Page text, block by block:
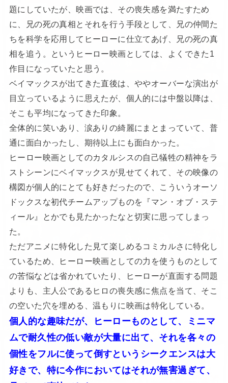
題にしていたが、映画では、その喪失感を満たすため
に、兄の死の真相とそれを行う手段として、兄の仲間た
ちを科学を応用してヒーローに仕立てあげ、兄の死の真
相を追う。というヒーロー映画としては、よくできた1
作目になっていたと思う。
ベイマックスが出てきた直後は、ややオーバーな演出が
目立っているように思えたが、個人的には中盤以降は、
そこも平均になってきた印象。
全体的に笑いあり、涙ありの綺麗にまとまっていて、普
通に面白かったし、期待以上にも面白かった。
ヒーロー映画としてのカタルシスの自己犠牲の精神をラ
ストシーンにベイマックスが見せてくれて、その映像の
構図が個人的にとても好きだったので、こういうオーソ
ドックスな初代チームアップものを『マン・オブ・ステ
ィール』とかでも見たかったなと切実に思ってしまっ
た。
ただアニメに特化した見て楽しめるコミカルさに特化し
ているため、ヒーロー映画としての力を使うものとして
の苦悩などは省かれていたり、ヒーローが直面する問題
よりも、主人公であるヒロの喪失感に焦点を当て、そこ
の空いた穴を埋める、温もりに映画は特化している。
個人的な趣味だが、ヒーローものとして、ミニマ
ムで耐久性の低い敵が大量に出て、それを各々の
個性をフルに使って倒すというシークエンスは大
好きで、特に今作においてはそれが無害過ぎて、